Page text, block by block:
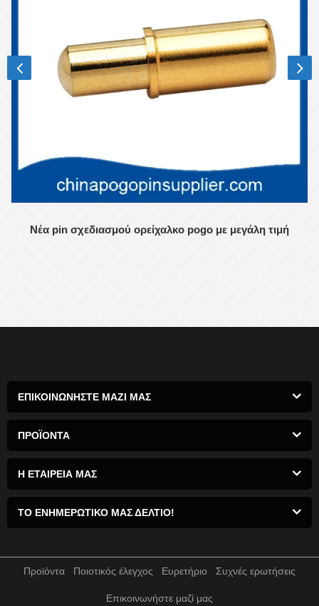
Νέα pin σχεδιασμού ορείχαλκο pogo με μεγάλη τιμή
ΕΠΙΚΟΙΝΩΝΗΣΤΕ ΜΑΖΙ ΜΑΣ
ΠΡΟΪΌΝΤΑ
Η ΕΤΑΙΡΕΙΑ ΜΑΣ
ΤΟ ΕΝΗΜΕΡΩΤΙΚΌ ΜΑΣ ΔΕΛΤΊΟ!
Προϊόντα Ποιοτικός έλεγχος Ευρετήριο Συχνές ερωτήσεις
Επικοινωνήστε μαζί μας